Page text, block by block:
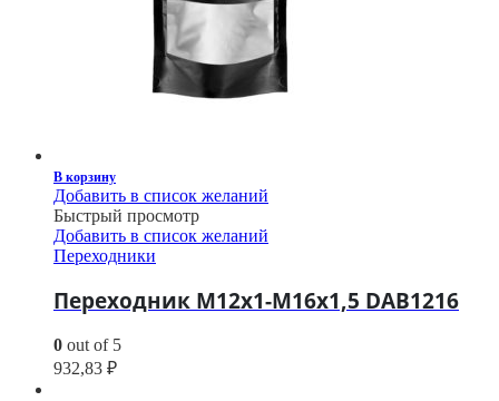
В корзину
Добавить в список желаний
Быстрый просмотр
Добавить в список желаний
Переходники
Переходник M12x1-M16x1,5 DAB1216
0 out of 5
932,83 ₽